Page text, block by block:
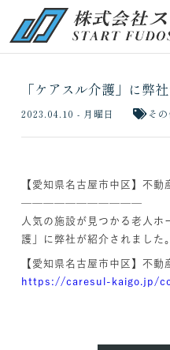
「ケアスル介護」に弊
2023.04.10 - 月曜日 そ
【愛知県名古屋市中区】不動
———————————
人気の施設が見つかる老人ホ
護」に弊社が紹介されました。
【愛知県名古屋市中区】不動
https://caresul-kaigo.jp/